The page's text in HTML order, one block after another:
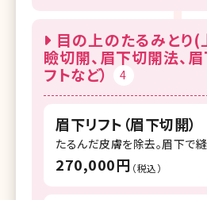
目の上のたるみとり(
瞼切開、眉下切開法、眉
フトなど）
4
眉下リフト（眉下切開）
たるんだ皮膚を除去。眉下で
270,000円 （税込）